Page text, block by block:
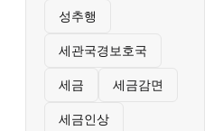
성추행
세관국경보호국
세금 세금감면
세금인상